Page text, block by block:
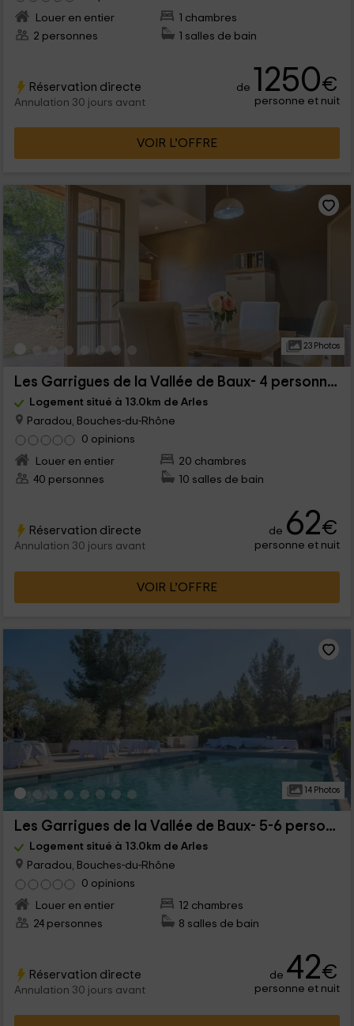
Louer en entier
1 chambres
2 personnes
1 salles de bain
Réservation directe
Annulation 30 jours avant
de 1250€
personne et nuit
VOIR L’OFFRE
23 Photos
Les Garrigues de la Vallée de Baux- 4 personnes
Logement situé à 13.0km de Arles
Paradou, Bouches-du-Rhône
0 opinions
Louer en entier
20 chambres
40 personnes
10 salles de bain
Réservation directe
Annulation 30 jours avant
de 62€
personne et nuit
VOIR L’OFFRE
14 Photos
Les Garrigues de la Vallée de Baux- 5-6 personnes
Logement situé à 13.0km de Arles
Paradou, Bouches-du-Rhône
0 opinions
Louer en entier
12 chambres
24 personnes
8 salles de bain
Réservation directe
Annulation 30 jours avant
de 42€
personne et nuit